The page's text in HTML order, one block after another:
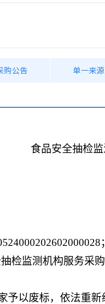
购公告 单一来
食品安全抽检
检监测机构服务采
予以废标，依法重新